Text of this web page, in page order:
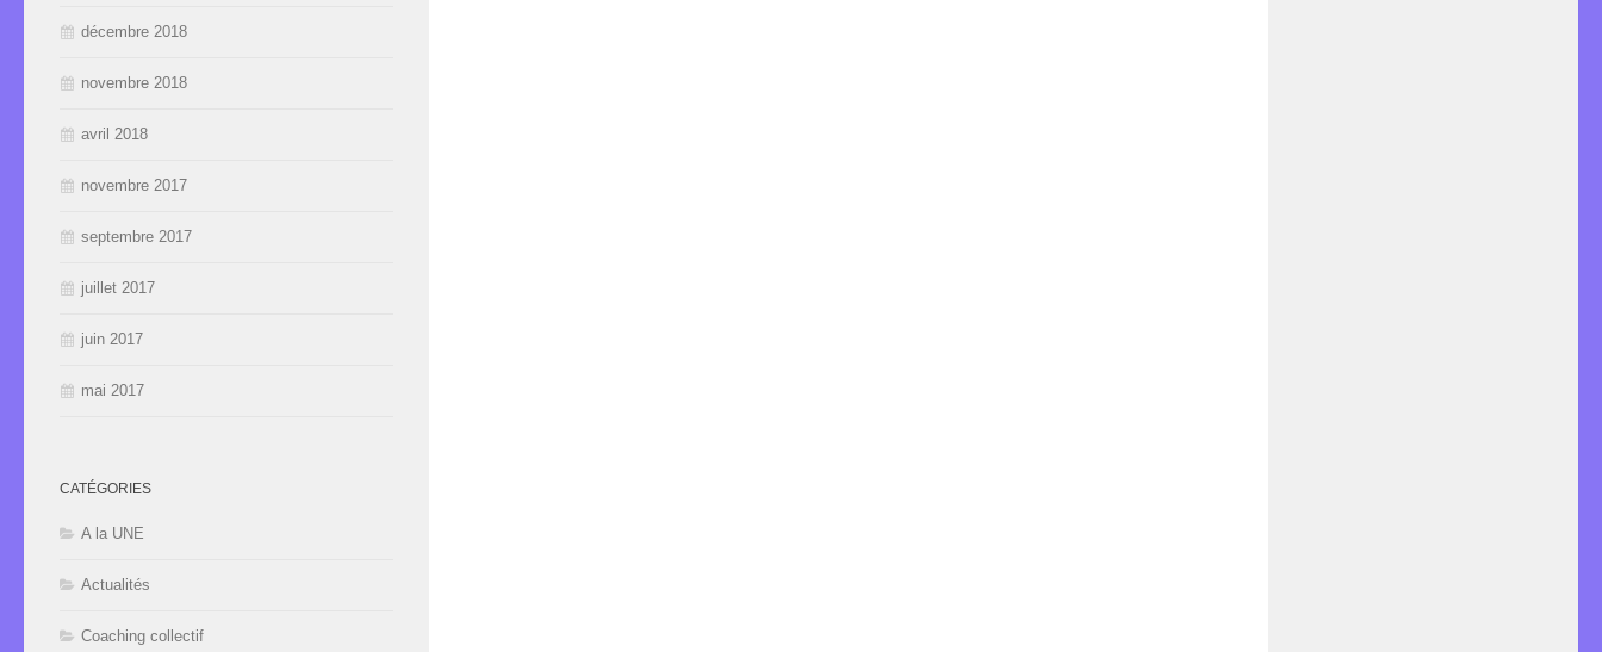
décembre 2018
novembre 2018
avril 2018
novembre 2017
septembre 2017
juillet 2017
juin 2017
mai 2017
CATÉGORIES
A la UNE
Actualités
Coaching collectif